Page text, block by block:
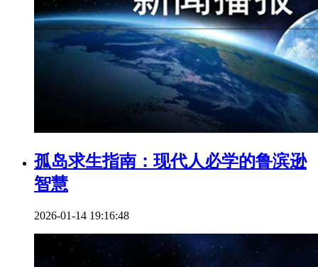
孤岛求生指南：现代人必学的鲁滨逊
智慧
2026-01-14 19:16:48